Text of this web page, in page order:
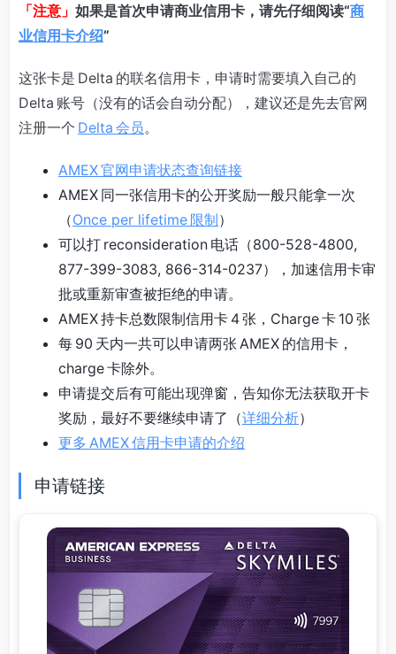
「注意」 如果是首次申请商业信用卡，请先仔细阅读“商
业信用卡介绍”
这张卡是 Delta 的联名信用卡，申请时需要填入自己的
Delta 账号（没有的话会自动分配），建议还是先去官网
注册一个 Delta 会员。
AMEX 官网申请状态查询链接
AMEX 同一张信用卡的公开奖励一般只能拿一次
（Once per lifetime 限制）
可以打 reconsideration 电话（800-528-4800,
877-399-3083, 866-314-0237），加速信用卡审
批或重新审查被拒绝的申请。
AMEX 持卡总数限制信用卡 4 张，Charge 卡 10 张
每 90 天内一共可以申请两张 AMEX 的信用卡，
charge 卡除外。
申请提交后有可能出现弹窗，告知你无法获取开卡
奖励，最好不要继续申请了（详细分析）
更多 AMEX 信用卡申请的介绍
申请链接